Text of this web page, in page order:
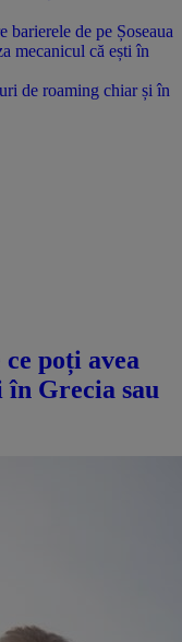
de roaming chiar și în
poți avea
Grecia sau